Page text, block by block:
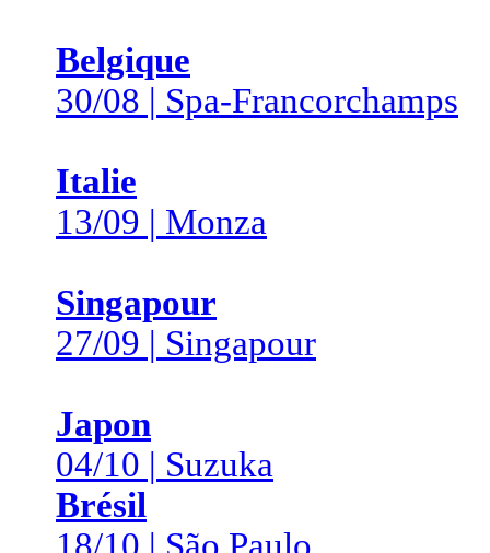
Belgique
30/08 | Spa-Francorchamps
Italie
13/09 | Monza
Singapour
27/09 | Singapour
Japon
04/10 | Suzuka
Brésil